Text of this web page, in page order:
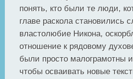
понять, кто были те люди,
главе раскола становились
властолюбие Никона,
отношение к рядовому
были просто малограмотны
чтобы осваивать новые